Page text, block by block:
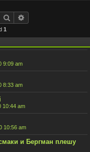
Pretraga
1
9:09 am
8:33 am
10:44 am
10:56 am
и Бергман плешу